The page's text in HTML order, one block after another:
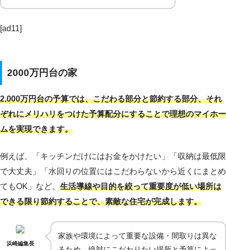
[ad11]
2000万円台の家
2,000万円台の予算では、こだわる部分と節約する部分、それ
ぞれにメリハリをつけた予算配分にすることで理想のマイホー
ムを実現できます。
例えば、「キッチンだけにはお金をかけたい」「収納は最低限
で大丈夫」「水回りの位置にはこだわらないから近くにまとめ
てもOK」など。 生活導線や目的を絞って重要度が低い場所は
できる限り節約することで、素敵な住宅が完成します。
浜崎編集長
家族や環境によって重要な設備・間取りは異な